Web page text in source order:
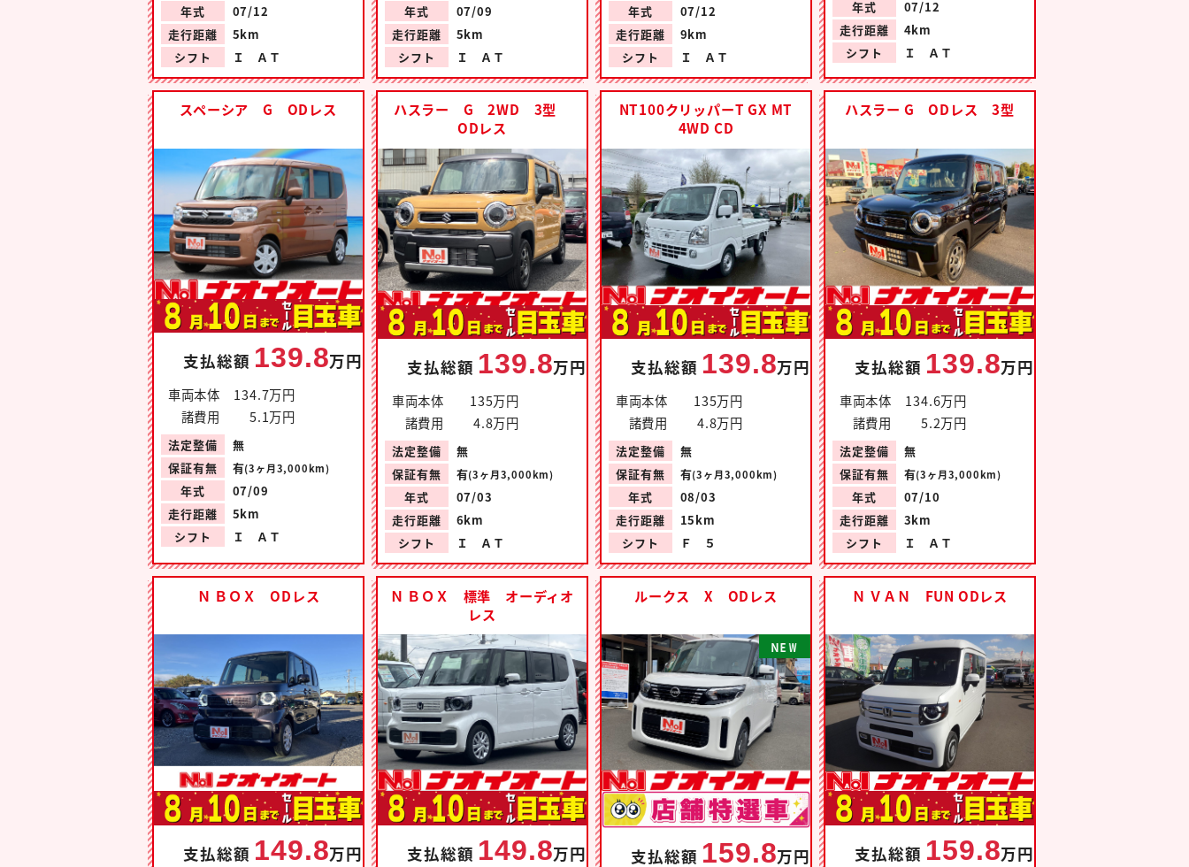
年式
07/12
走行距離
5km
シフト
Ｉ ＡＴ
年式
07/09
走行距離
5km
シフト
Ｉ ＡＴ
年式
07/12
走行距離
9km
シフト
Ｉ ＡＴ
年式
07/12
走行距離
4km
シフト
Ｉ ＡＴ
スペーシア G ODレス
支払総額 139.8万円
車両本体
134.7万円
諸費用
5.1万円
法定整備
無
保証有無
有(3ヶ月3,000km)
年式
07/09
走行距離
5km
シフト
Ｉ ＡＴ
ハスラー G 2WD 3型
ODレス
支払総額 139.8万円
車両本体
135万円
諸費用
4.8万円
法定整備
無
保証有無
有(3ヶ月3,000km)
年式
07/03
走行距離
6km
シフト
Ｉ ＡＴ
NT100クリッパーT GX MT
4WD CD
支払総額 139.8万円
車両本体
135万円
諸費用
4.8万円
法定整備
無
保証有無
有(3ヶ月3,000km)
年式
08/03
走行距離
15km
シフト
Ｆ ５
ハスラー G ODレス 3型
支払総額 139.8万円
車両本体
134.6万円
諸費用
5.2万円
法定整備
無
保証有無
有(3ヶ月3,000km)
年式
07/10
走行距離
3km
シフト
Ｉ ＡＴ
Ｎ ＢＯＸ ODレス
支払総額 149.8万円
Ｎ ＢＯＸ 標準 オーディオ
レス
支払総額 149.8万円
ルークス X ODレス
N EW
支払総額 159.8万円
Ｎ ＶＡＮ FUN ODレス
支払総額 159.8万円